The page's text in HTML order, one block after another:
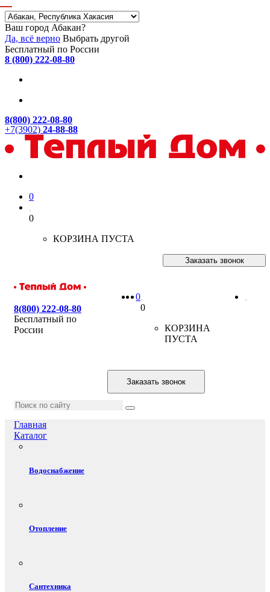
Ваш город Абакан?
Да, всё верно Выбрать другой
Бесплатный по России
8 (800) 222-08-80
8(800) 222-08-80
+7(3902) 24-88-88
0
0
КОРЗИНА ПУСТА
Заказать звонок
8(800) 222-08-80
Бесплатный по
России
0
0
КОРЗИНА
ПУСТА
Заказать звонок
Главная
Каталог
Водоснабжение
Отопление
Сантехника